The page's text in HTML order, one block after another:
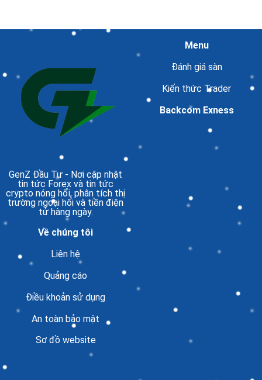
GenZ Đầu Tư - Nơi cập nhật
tin tức Forex và tin tức
crypto nóng hổi, phân tích thị
trường ngoại hối và tiền điện
tử hàng ngày.
Menu
Đánh giá sàn
Kiến thức Trader
Backcom Exness
Về chúng tôi
Liên hệ
Quảng cáo
Điều khoản sử dụng
An toàn bảo mật
Sơ đồ website